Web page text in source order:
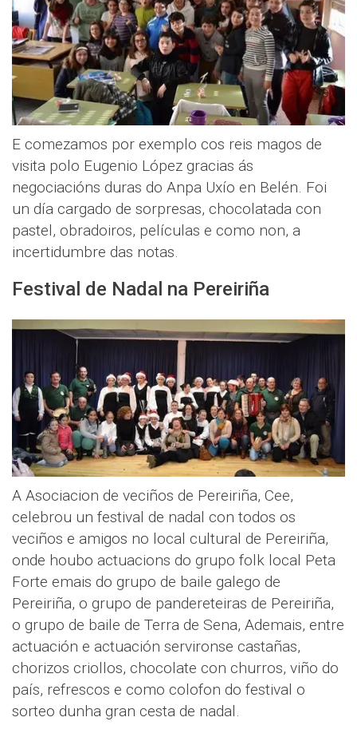
E comezamos por exemplo cos reis magos de
visita polo Eugenio López gracias ás
negociacións duras do Anpa Uxío en Belén. Foi
un día cargado de sorpresas, chocolatada con
pastel, obradoiros, películas e como non, a
incertidumbre das notas.
Festival de Nadal na Pereiriña
A Asociacion de veciños de Pereiriña, Cee,
celebrou un festival de nadal con todos os
veciños e amigos no local cultural de Pereiriña,
onde houbo actuacions do grupo folk local Peta
Forte emais do grupo de baile galego de
Pereiriña, o grupo de pandereteiras de Pereiriña,
o grupo de baile de Terra de Sena, Ademais, entre
actuación e actuación servironse castañas,
chorizos criollos, chocolate con churros, viño do
país, refrescos e como colofon do festival o
sorteo dunha gran cesta de nadal.